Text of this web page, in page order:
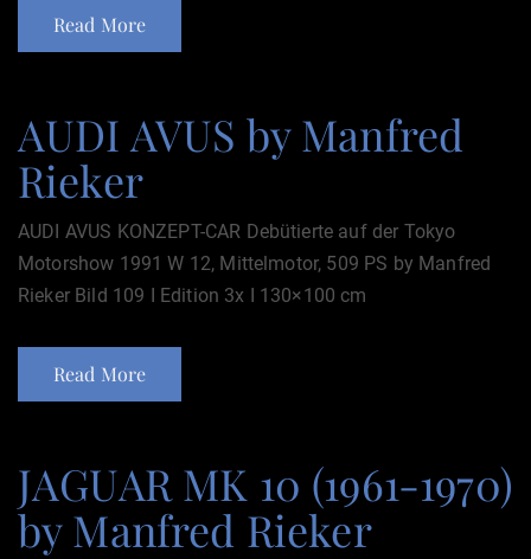
Read More
AUDI AVUS by Manfred
Rieker
AUDI AVUS KONZEPT-CAR Debütierte auf der Tokyo
Motorshow 1991 W 12, Mittelmotor, 509 PS by Manfred
Rieker Bild 109 I Edition 3x I 130×100 cm
Read More
JAGUAR MK 10 (1961-1970)
by Manfred Rieker